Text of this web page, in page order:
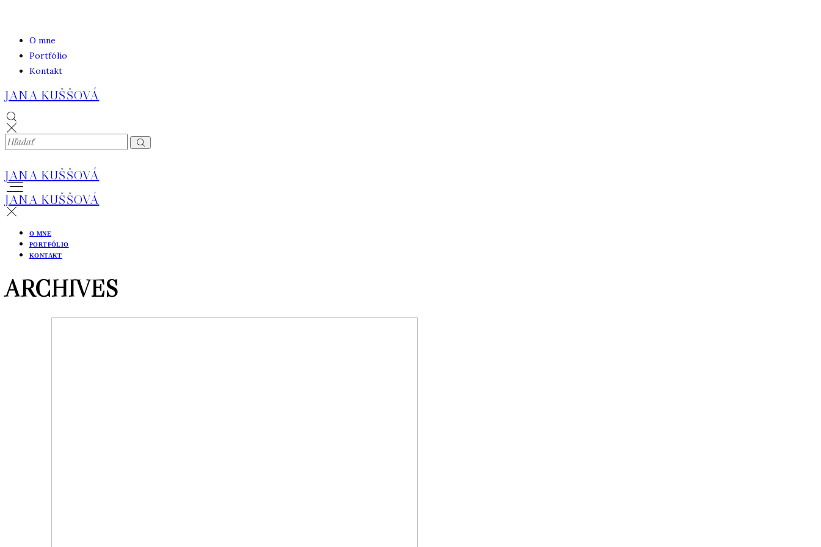
O mne
Portfólio
Kontakt
JANA KUŠŠOVÁ
JANA KUŠŠOVÁ
JANA KUŠŠOVÁ
O MNE
PORTFÓLIO
KONTAKT
ARCHIVES